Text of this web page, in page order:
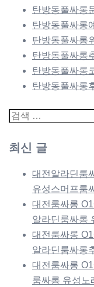
탄방동풀싸롱
탄방동풀싸롱
탄방동풀싸롱
탄방동풀싸롱
탄방동풀싸롱
탄방동풀싸롱
검
최신 글
대전알라딘룸
유성스머프룸
대전룸싸롱
알라딘룸싸롱
대전룸싸롱
알라딘룸싸롱
대전룸싸롱
룸싸롱 유성노